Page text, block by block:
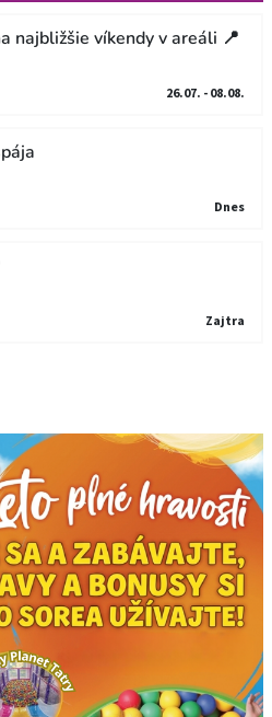
najbližšie víkendy v areáli 📍
26.07. - 08.08.
Dnes
Zajtra